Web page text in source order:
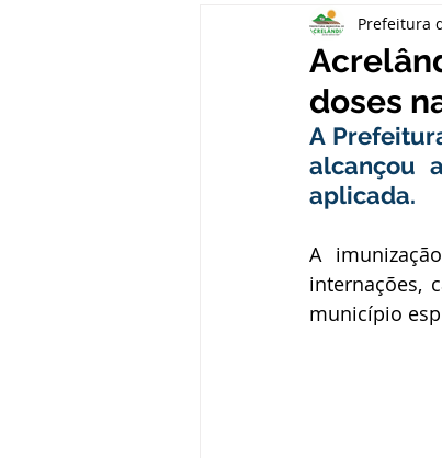
Infraestrutura e Obras
Administração e Finanças
Datas Comemorativas
Avisos e Convites
doses
Prefeitura
A
alcançou
aplicada.
A
internações,
município